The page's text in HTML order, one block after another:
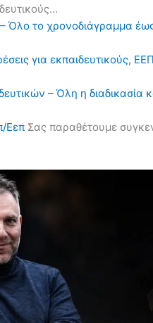
– Όλο το χρονοδιάγραμμα
για εκπαιδευτικούς,
– Όλη η διαδικασία
Εεπ Σας παραθέτουμε